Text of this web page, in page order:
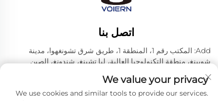
اتصل بنا
Add: المكتب رقم 1، المنطقة 1، طريق شرق تشونغهوا، مدينة
شويينغ، منطقة التكنولوجيا العالية، ليا تشينغ، شندونغ، الصين
هاتف:+86-635 8512218
البريد الإلكتروني:[email protected]
We value your privacy
We use cookies and similar tools to provide our services.